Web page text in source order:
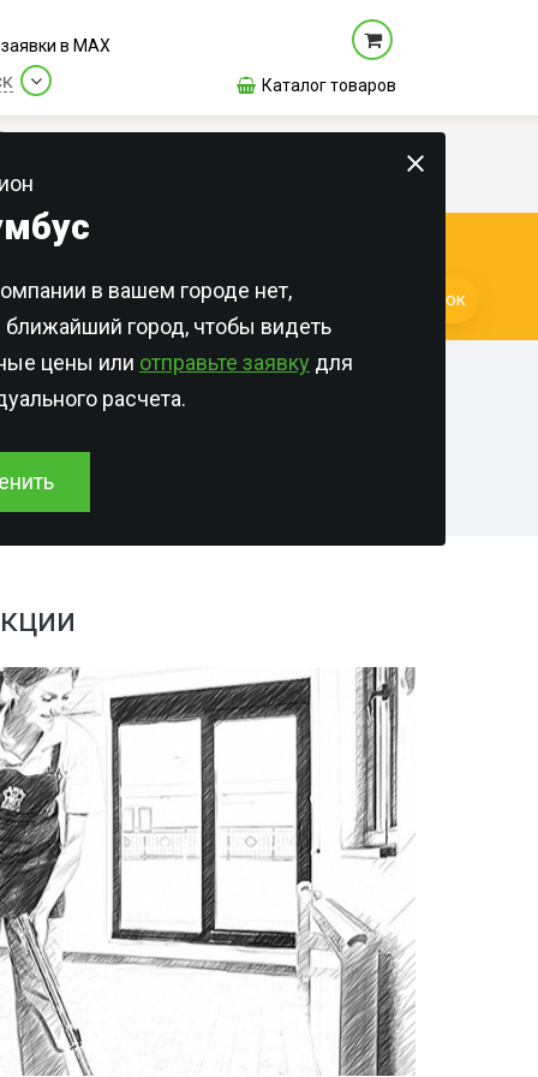
в МАХ
в вашем городе нет,
ближайший город, чтобы видеть
цены или отправьте заявку для
расчета.
Каталог товаров
и
и саун
Квартиры
Общежития
Дома и участки
Для Организаций
Онлайн-оплата
Лицензии и сертификаты
Отзывы
ДЕНЬ!Заказать звонок